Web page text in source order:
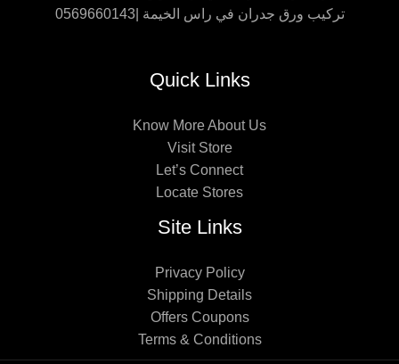
تركيب ورق جدران في راس الخيمة |0569660143
Quick Links
Know More About Us
Visit Store
Let’s Connect
Locate Stores
Site Links
Privacy Policy
Shipping Details
Offers Coupons
Terms & Conditions